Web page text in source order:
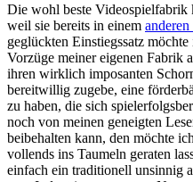
Die wohl beste Videospielfabrik
weil sie bereits in einem anderen
geglückten Einstiegssatz
Vorzüge meiner eigenen Fabrik
ihren wirklich imposanten
bereitwillig zugebe, eine
zu haben, die sich
noch von meinen geneigten
beibehalten kann, den möchte
vollends ins Taumeln geraten
einfach ein traditionell unsinnig